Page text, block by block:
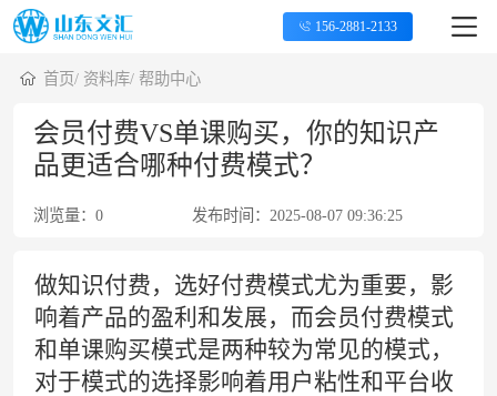
156-2881-2133
首页/ 资料库/帮助中心
会员付费VS单课购买，你的知识产
品更适合哪种付费模式？
浏览量： 0 发布时间： 2025-08-07 09:36:25
做知识付费，选好付费模式尤为重要，影
响着产品的盈利和发展，而会员付费模式
和单课购买模式是两种较为常见的模式，
对于模式的选择影响着用户粘性和平台收